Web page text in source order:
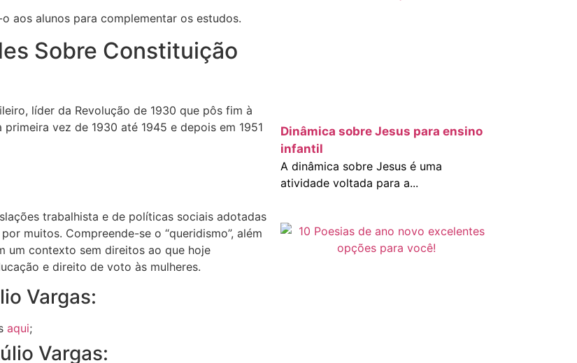
aos alunos para complementar os estudos.
Sobre Constituição
líder da Revolução de 1930 que pôs fim à
vez de 1930 até 1945 e depois em 1951
trabalhista e de políticas sociais adotadas
muitos. Compreende-se o “queridismo”, além
um contexto sem direitos ao que hoje
e direito de voto às mulheres.
Vargas:
aqui;
Vargas:
Dinâmica sobre Jesus para ensino
infantil
A dinâmica sobre Jesus é uma
atividade voltada para a...